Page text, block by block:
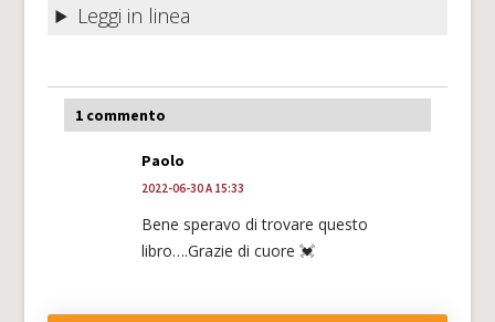
Leggi in linea
1 commento
Paolo
2022-06-30 A 15:33
Bene speravo di trovare questo
libro….Grazie di cuore 💓